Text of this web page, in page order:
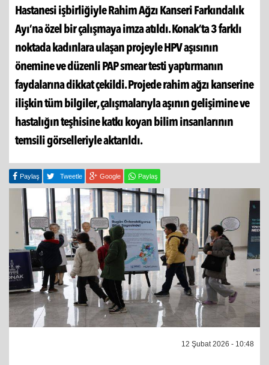
Hastanesi işbirliğiyle Rahim Ağzı Kanseri Farkındalık
Ayı’na özel bir çalışmaya imza atıldı. Konak’ta 3 farklı
noktada kadınlara ulaşan projeyle HPV aşısının
önemine ve düzenli PAP smear testi yaptırmanın
faydalarına dikkat çekildi. Projede rahim ağzı kanserine
ilişkin tüm bilgiler, çalışmalarıyla aşının gelişimine ve
hastalığın teşhisine katkı koyan bilim insanlarının
temsili görselleriyle aktarıldı.
Paylaş Tweetle Google Paylaş
12 Şubat 2026 - 10:48